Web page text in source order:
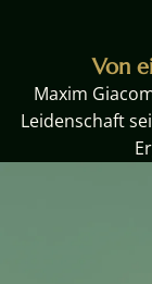
Von
Maxim
Leidenschaft